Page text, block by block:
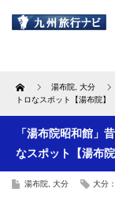
Home 湯布院 大分
トロなスポット【湯布院】
「湯布院昭和館」
なスポット【湯布院
湯布院 大分 大分